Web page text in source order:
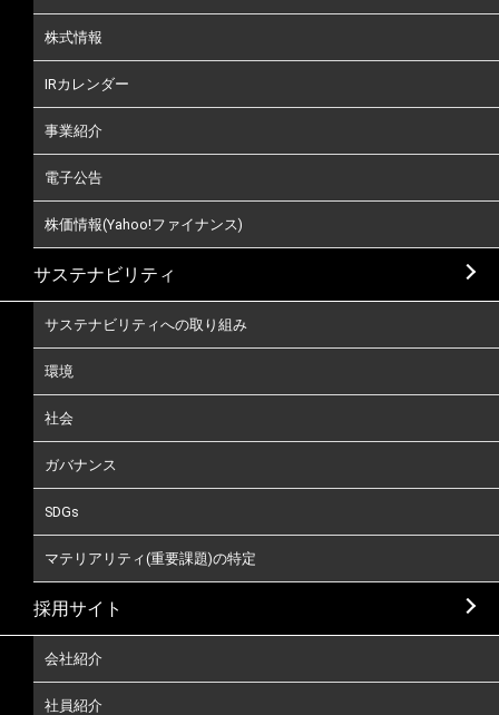
株式情報
IRカレンダー
事業紹介
電子公告
株価情報(Yahoo!ファイナンス)
サステナビリティ
サステナビリティへの取り組み
環境
社会
ガバナンス
SDGs
マテリアリティ(重要課題)の特定
採用サイト
会社紹介
社員紹介